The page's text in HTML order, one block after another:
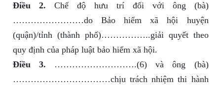
Điều 2. Chế độ hưu trí đối với ông (bà)
……………………do Bảo hiểm xã hội huyện
(quận)/tỉnh (thành phố)……………..giải quyết theo
quy định của pháp luật bảo hiểm xã hội.
Điều 3. ……………………….(6) và ông (bà)
……………………………chịu trách nhiệm thi hành